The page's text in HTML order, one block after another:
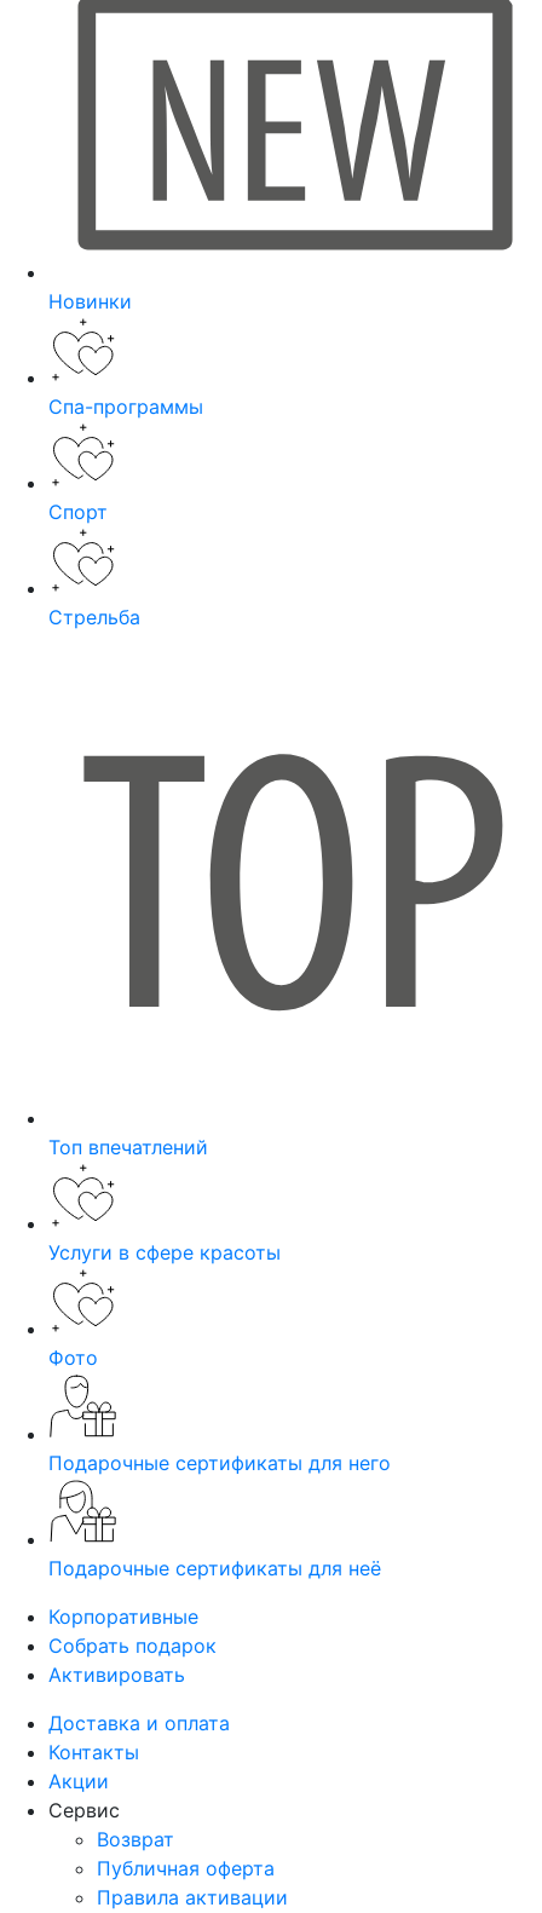
Новинки
Спа-программы
Спорт
Стрельба
Топ впечатлений
Услуги в сфере красоты
Фото
Подарочные сертификаты для него
Подарочные сертификаты для неё
Корпоративные
Собрать подарок
Активировать
Доставка и оплата
Контакты
Акции
Сервис
Возврат
Публичная оферта
Правила активации